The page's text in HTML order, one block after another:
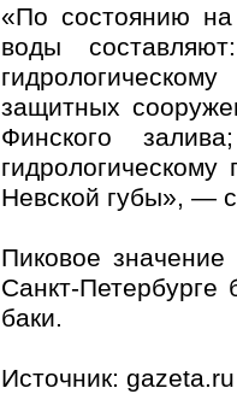
«По состоянию
воды
защитных
Финского
Невской губы», —
Пиковое
Санкт-
баки.
Источник: gazeta.ru